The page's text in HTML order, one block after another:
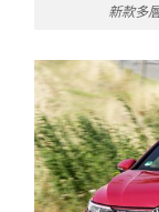
新款多